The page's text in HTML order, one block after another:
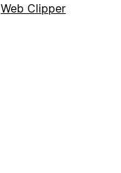
Web Clipper